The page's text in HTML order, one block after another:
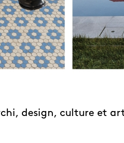
design, culture et